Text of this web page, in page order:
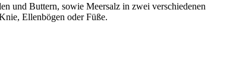
und Buttern, sowie Meersalz in zwei verschiedenen
Ellenbögen oder Füße.